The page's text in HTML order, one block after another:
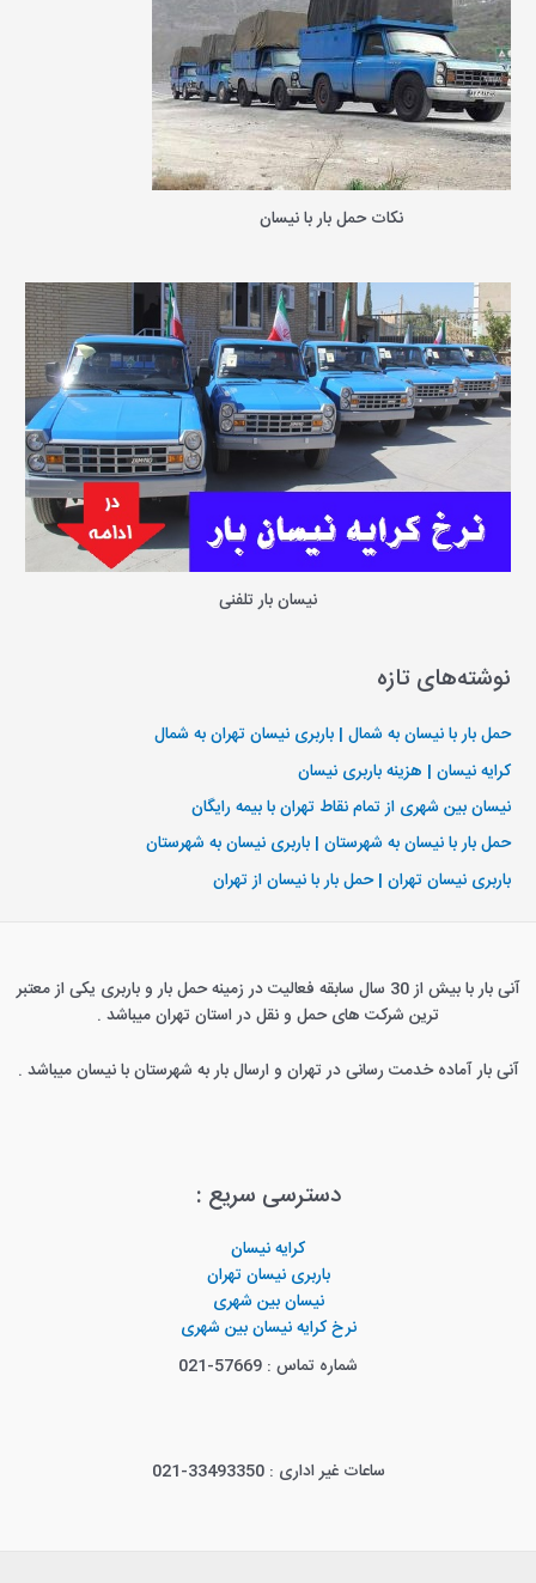
ر
ا
ی
نکات حمل بار با نیسان
نیسان بار تلفنی
نوشته‌های تازه
حمل بار با نیسان به شمال | باربری نیسان تهران به شمال
کرایه نیسان | هزینه باربری نیسان
نیسان بین شهری از تمام نقاط تهران با بیمه رایگان
حمل بار با نیسان به شهرستان | باربری نیسان به شهرستان
باربری نیسان تهران | حمل بار با نیسان از تهران
آنی بار با بیش از 30 سال سابقه فعالیت در زمینه حمل بار و باربری یکی از معتبر
ترین شرکت های حمل و نقل در استان تهران میباشد .
آنی بار آماده خدمت رسانی در تهران و ارسال بار به شهرستان با نیسان میباشد .
دسترسی سریع :
کرایه نیسان
باربری نیسان تهران
نیسان بین شهری
نرخ کرایه نیسان بین شهری
شماره تماس : 57669-021
ساعات غیر اداری : 33493350-021